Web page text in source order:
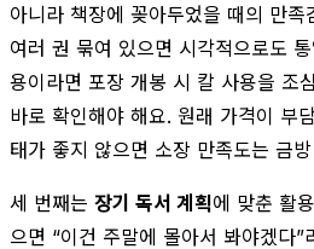
아니라 책장에 꽂아두었을 때의 만
여러 권 묶여 있으면 시각적으로도
용이라면 포장 개봉 시 칼 사용을 조
바로 확인해야 해요. 원래 가격이 부
태가 좋지 않으면 소장 만족도는 금
세 번째는 장기 독서 계획에 맞춘 활
으면 “이건 주말에 몰아서 봐야겠다